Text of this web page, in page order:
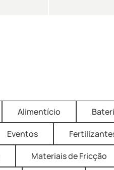
Alimentício
Eventos
Materiais de Fricção